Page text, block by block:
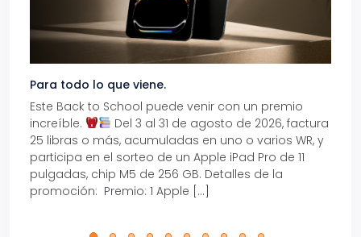
Para todo lo que viene.
Este Back to School puede venir con un premio
increíble.
Del 3 al 31 de agosto de 2026, factura
25 libras o más, acumuladas en uno o varios WR, y
participa en el sorteo de un Apple iPad Pro de 11
pulgadas, chip M5 de 256 GB. Detalles de la
promoción: Premio: 1 Apple […]